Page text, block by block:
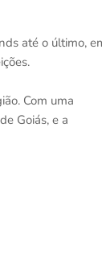
até o último,
Com uma
Goiás, e a